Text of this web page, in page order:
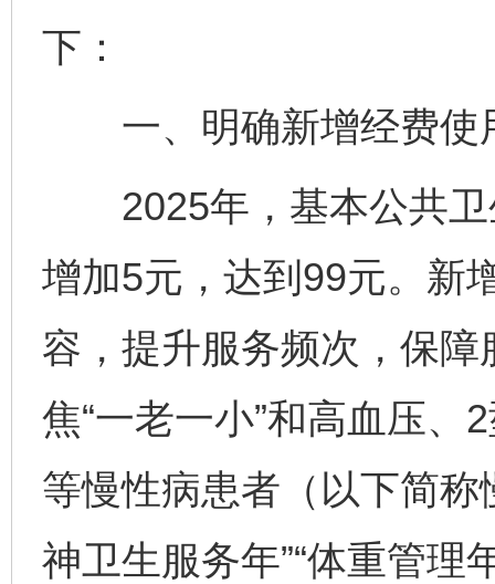
下：
一、明确新增经费使
2025年，基本公共卫
增加5元，达到99元。新
容，提升服务频次，保
焦“一老一小”和高血压、
等慢性病患者（以下简称
神卫生服务年”“体重管理